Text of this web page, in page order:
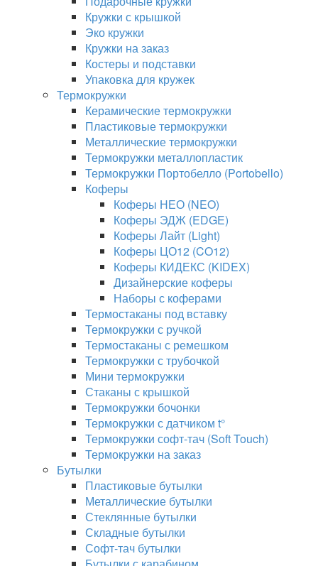
Кружки с крышкой
Эко кружки
Кружки на заказ
Костеры и подставки
Упаковка для кружек
Термокружки
Керамические термокружки
Пластиковые термокружки
Металлические термокружки
Термокружки металлопластик
Термокружки Портобелло (Portobello)
Коферы
Коферы НЕО (NEO)
Коферы ЭДЖ (EDGE)
Коферы Лайт (Light)
Коферы ЦО12 (CO12)
Коферы КИДЕКС (KIDEX)
Дизайнерские коферы
Наборы с коферами
Термостаканы под вставку
Термокружки с ручкой
Термостаканы с ремешком
Термокружки с трубочкой
Мини термокружки
Стаканы с крышкой
Термокружки бочонки
Термокружки с датчиком t°
Термокружки софт-тач (Soft Touch)
Термокружки на заказ
Бутылки
Пластиковые бутылки
Металлические бутылки
Стеклянные бутылки
Складные бутылки
Софт-тач бутылки